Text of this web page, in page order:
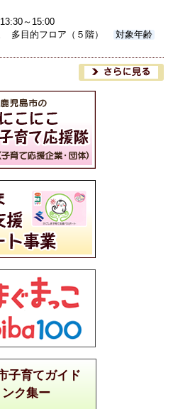
～15:00
多目的フロア（５階）
対象年齢
子育てガイド
ンク集ー